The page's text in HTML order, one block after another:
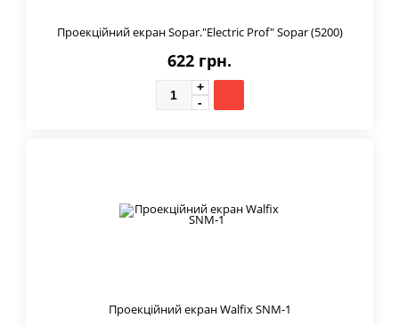
Проекційний екран Sopar."Electric Prof" Sopar (5200)
622 грн.
Проекційний екран Walfix SNM-1